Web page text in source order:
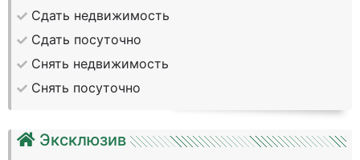
Сдать недвижимость
Сдать посуточно
Снять недвижимость
Снять посуточно
Эксклюзив